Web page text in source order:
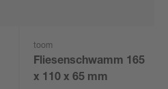
toom
Fliesenschwamm 165
x 110 x 65 mm